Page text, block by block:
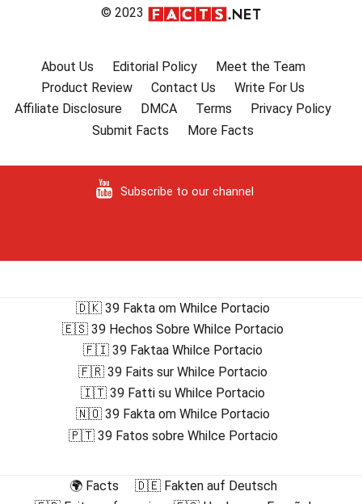
© 2023
About Us Editorial Policy
Meet the Team
Product Review
Contact Us
Write For Us
Affiliate Disclosure
DMCA Terms
Privacy Policy
Submit Facts
More Facts
Subscribe to our channel
🇩🇰 39 Fakta om Whilce Portacio
🇪🇸 39 Hechos Sobre Whilce Portacio
🇫🇮 39 Faktaa Whilce Portacio
🇫🇷 39 Faits sur Whilce Portacio
🇮🇹 39 Fatti su Whilce Portacio
🇳🇴 39 Fakta om Whilce Portacio
🇵🇹 39 Fatos sobre Whilce Portacio
🌍 Facts
🇩🇪 Fakten auf Deutsch